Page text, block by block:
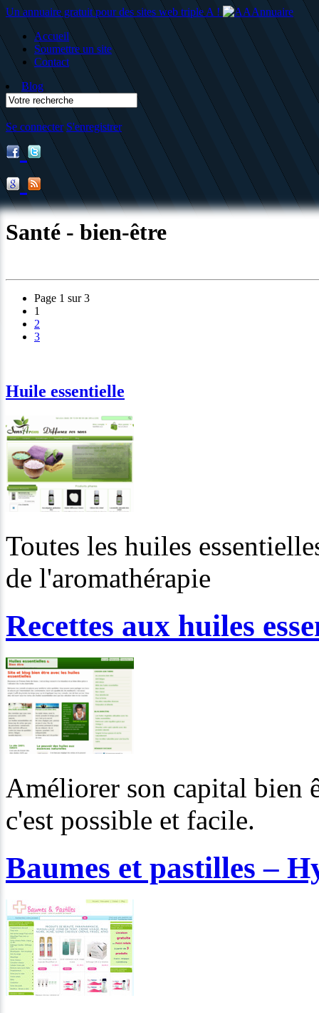
Un annuaire gratuit pour des sites web triple A !
Accueil
Soumettre un site
Contact
Blog
Se connecter S'enregistrer
Santé - bien-être
Page 1 sur 3
1
2
3
Huile essentielle
Toutes les huiles
de l'aromathérapie
Recettes aux huiles
Améliorer son capital bien
c'est possible et facile.
Baumes et pastilles –